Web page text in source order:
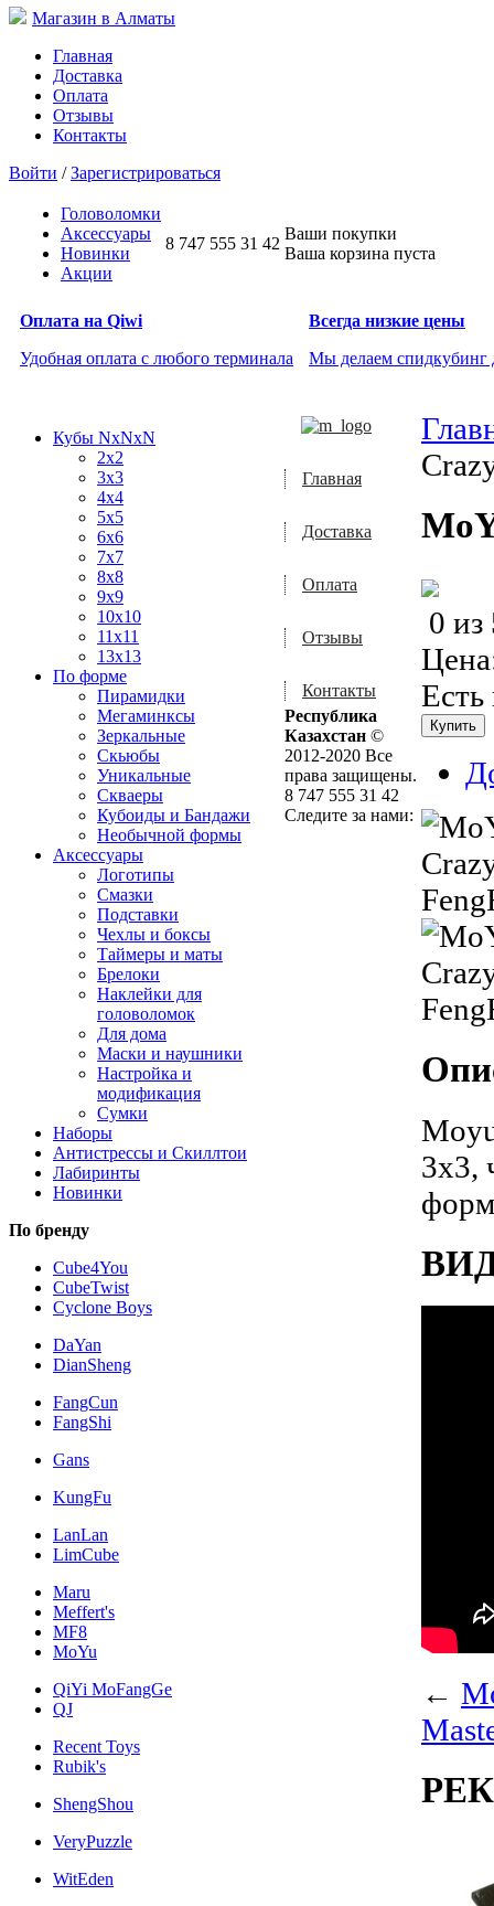
Магазин в Алматы
Главная
Доставка
Оплата
Отзывы
Контакты
Войти /Зарегистрироваться
Головоломки
Аксессуары
Новинки
Акции
8 747 555 31 42
Ваши покупки
Ваша корзина пуста
Оплата на Qiwi
Удобная оплата с любого терминала
Всегда низкие цены
Мы делаем спидкубинг
Кубы NxNxN
2x2
3x3
4x4
5x5
6x6
7x7
8x8
9x9
10x10
11x11
13x13
По форме
Пирамидки
Мегаминксы
Зеркальные
Скьюбы
Уникальные
Скваеры
Кубоиды и Бандажи
Необычной формы
Аксессуары
Логотипы
Смазки
Подставки
Чехлы и боксы
Таймеры и маты
Брелоки
Наклейки для
головоломок
Для дома
Маски и наушники
Настройка и
модификация
Сумки
Наборы
Антистрессы и Скиллтои
Лабиринты
Новинки
По бренду
Cube4You
CubeTwist
Cyclone Boys
DaYan
DianSheng
FangCun
FangShi
Gans
KungFu
LanLan
LimCube
Maru
Meffert's
MF8
MoYu
QiYi MoFangGe
QJ
Recent Toys
Rubik's
ShengShou
VeryPuzzle
WitEden
0 из
Есть
3х3,
←
Главная
Доставка
Оплата
Отзывы
Контакты
Республика
Казахстан ©
2012-2020 Все
права защищены.
8 747 555 31 42
Следите за нами: